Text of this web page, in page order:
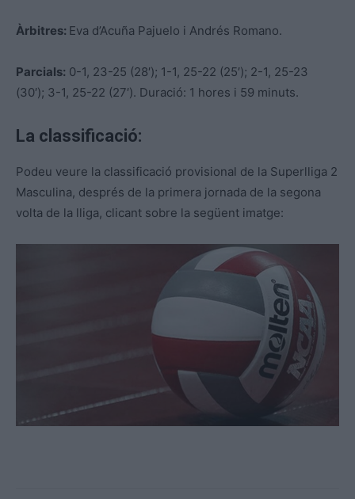
Àrbitres: Eva d’Acuña Pajuelo i Andrés Romano.
Parcials: 0-1, 23-25 (28′); 1-1, 25-22 (25′); 2-1, 25-23
(30′); 3-1, 25-22 (27′). Duració: 1 hores i 59 minuts.
La classificació:
Podeu veure la classificació provisional de la Superlliga 2
Masculina, després de la primera jornada de la segona
volta de la lliga, clicant sobre la següent imatge: